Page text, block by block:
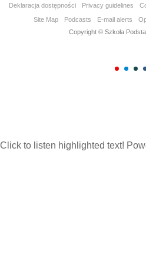
Deklaracja dostępności Privacy guidelines
Site Map
Podcasts E-mail alerts
Copyright © Szkoła
Click to listen highlighted text!